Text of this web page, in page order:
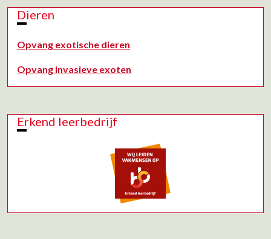
Dieren
Opvang exotische dieren
Opvang invasieve exoten
Erkend leerbedrijf